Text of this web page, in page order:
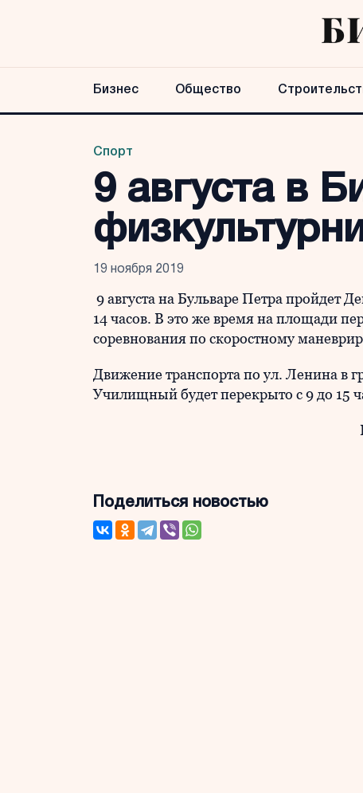
Бизнес Общество
Спорт
9 августа в
19 ноября 2019
9 августа на Бульваре Петра пройдет
14 часов. В это же время на площади
соревнования по скоростному
Движение транспорта по ул. Ленина в
Училищный будет перекрыто с 9 до 15
Поделиться новостью